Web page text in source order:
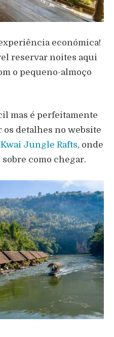
económica!
reservar noites aqui
o pequeno-almoço
mas é perfeitamente
detalhes no website
Jungle Rafts, onde
como chegar.